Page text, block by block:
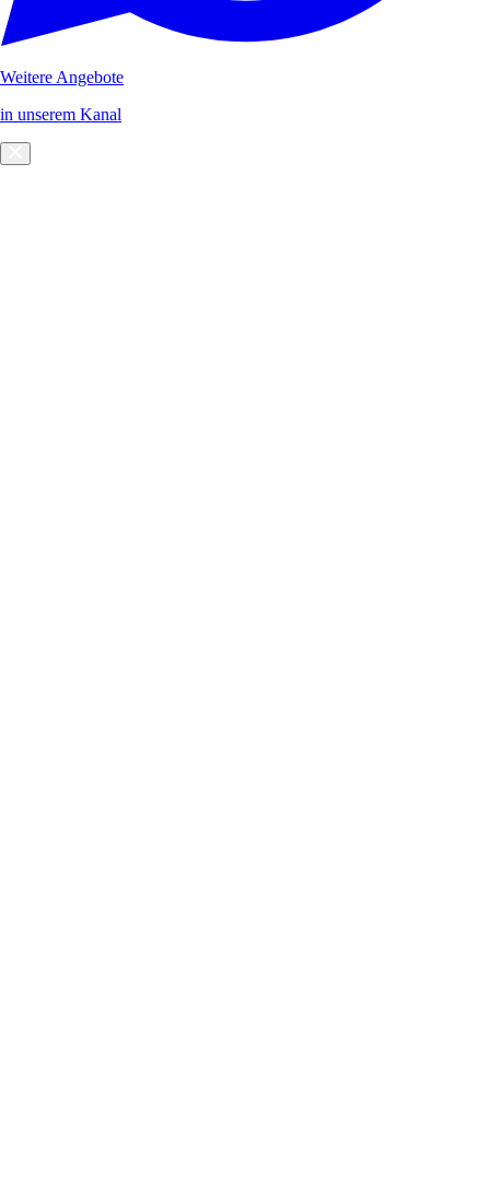
Weitere Angebote
in unserem Kanal